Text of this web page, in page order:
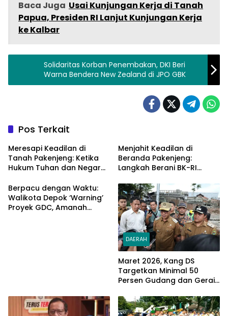
Baca Juga Usai Kunjungan Kerja di Tanah
Papua, Presiden RI Lanjut Kunjungan Kerja
ke Kalbar
Solidaritas Korban Penembakan, DKI Beri
Warna Bendera New Zealand di JPO GBK
Pos Terkait
Meresapi Keadilan di
Tanah Pakenjeng: Ketika
Hukum Tuhan dan Negara
serta Semesta
Menjahit Keadilan di
Beranda Pakenjeng:
Langkah Berani BK-RI
Ketimpangan Hukum
Berpacu dengan Waktu:
Walikota Depok ‘Warning’
Proyek GDC, Amanah
DAERAH
Maret 2026, Kang DS
Targetkan Minimal 50
Persen Gudang dan Gerai
Kabupaten Bandung